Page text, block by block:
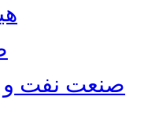
صنعت نفت و